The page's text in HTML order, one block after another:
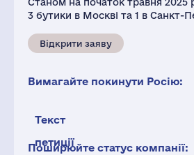
3 бутики в Москві та 1 в Санкт-
Відкрити заяву
Вимагайте покинути Росію:
Текст
петиції
Поширюйте статус компанії: